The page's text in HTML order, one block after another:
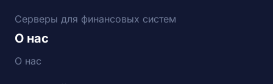
Серверы для финансовых систем
О нас
О нас